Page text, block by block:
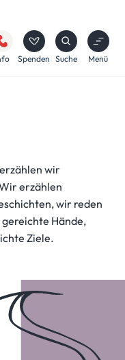
Spenden Suche Menü
wir
erzählen
wir reden
gereichte Hände,
Ziele.